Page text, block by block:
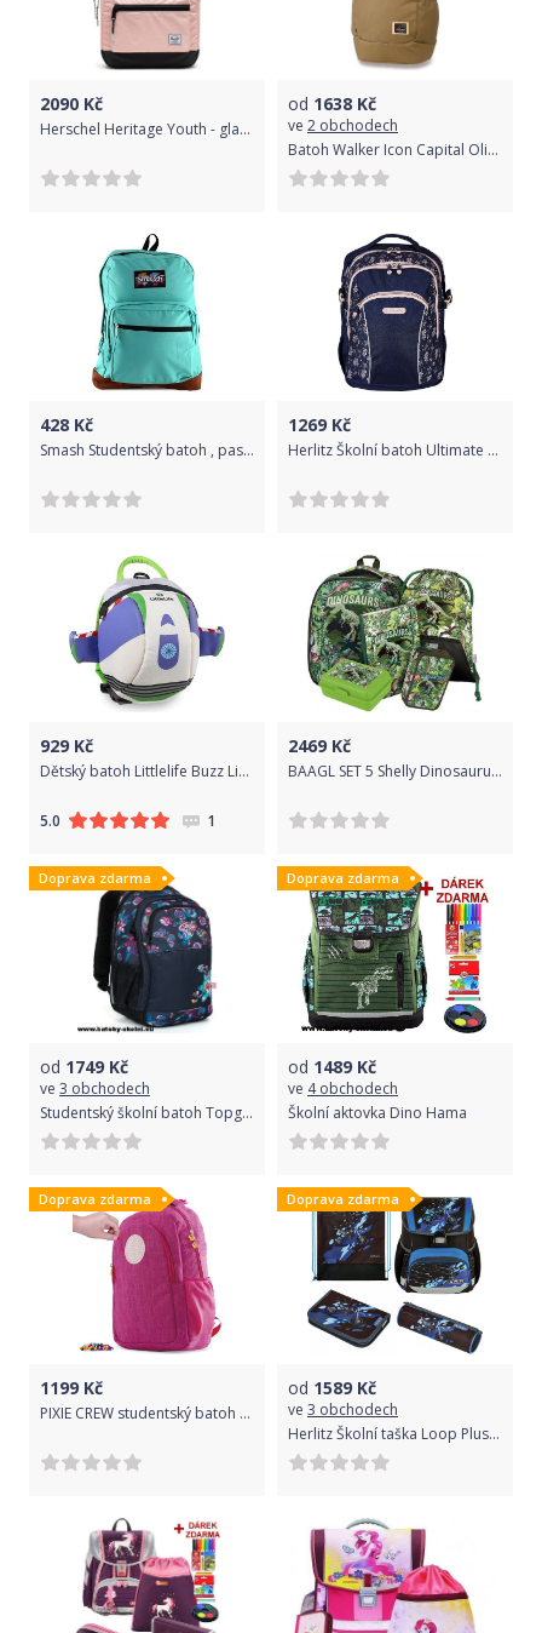
2090 Kč
Herschel Heritage Youth - glacier reflective/cameo rose reflective/black reflective uni
od 1638 Kč
ve 2 obchodech
Batoh Walker Icon Capital Olive Coated 30 L
428 Kč
Smash Studentský batoh , pastelově zelený
1269 Kč
Herlitz Školní batoh Ultimate Květy
929 Kč
Dětský batoh Littlelife Buzz Lightyear 2l uni
5.0 1
2469 Kč
BAAGL SET 5 Shelly Dinosaurus: aktovka, penál, sáček, desky, box
Doprava zdarma
od 1749 Kč
ve 3 obchodech
Studentský školní batoh Topgal RUBI 19026 - Doprava Zdarma
Doprava zdarma
od 1489 Kč
ve 4 obchodech
Školní aktovka Dino Hama
Doprava zdarma
1199 Kč
PIXIE CREW studentský batoh RŮŽOVÝ
Doprava zdarma
od 1589 Kč
ve 3 obchodech
Herlitz Školní taška Loop Plus Motorka